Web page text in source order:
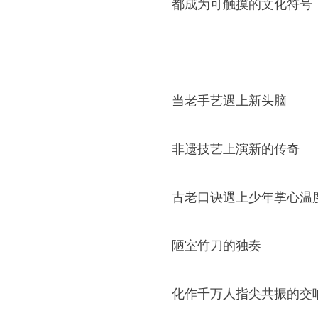
都成为可触摸的文化符号
当老手艺遇上新头脑
非遗技艺上演新的传奇
古老口诀遇上少年掌心温
陋室竹刀的独奏
化作千万人指尖共振的交